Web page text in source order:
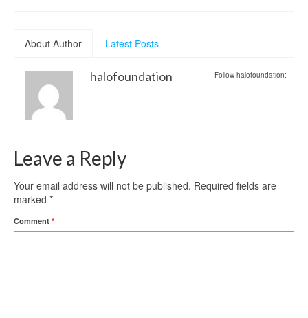
About Author Latest Posts
Follow halofoundation:
halofoundation
Leave a Reply
Your email address will not be published. Required fields are
marked *
Comment *